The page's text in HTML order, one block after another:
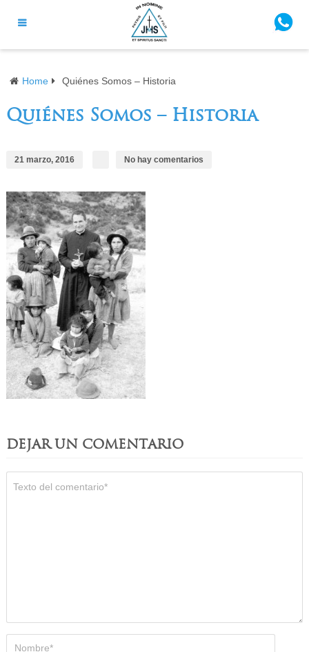
Home Quiénes Somos – Historia
Quiénes Somos – Historia
21 marzo, 2016 No hay comentarios
DEJAR UN COMENTARIO